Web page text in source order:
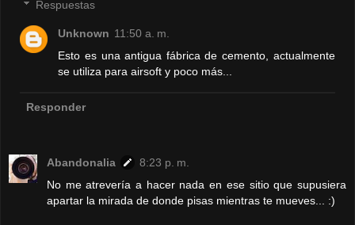
Respuestas
Unknown 11:50 a. m.
Esto es una antigua fábrica de cemento, actualmente
se utiliza para airsoft y poco más...
Responder
Abandonalia
8:23 p. m.
No me atrevería a hacer nada en ese sitio que supusiera
apartar la mirada de donde pisas mientras te mueves... :)